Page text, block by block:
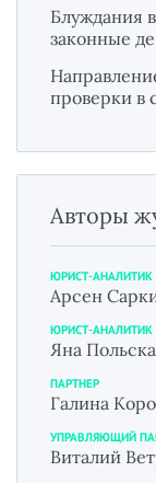
Блуждания
законные
проверки в
Авторы
ЮРИСТ-АНАЛИТИК
Арсен
ЮРИСТ-АНАЛИТИК
Яна
ПАРТНЕР
Галина
УПРАВЛЯЮЩИЙ
Виталий